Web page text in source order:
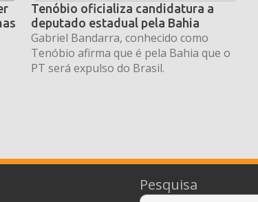
Tenóbio oficializa candidatura a
deputado estadual pela Bahia
Gabriel Bandarra, conhecido como
Tenóbio afirma que é pela Bahia que o
PT será expulso do Brasil.
Pesquisa